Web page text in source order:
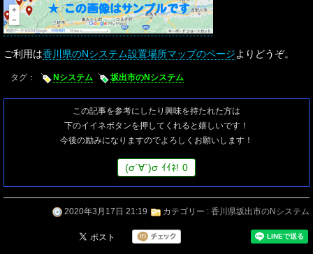
ご利用は香川県のNシステム設置場所マップのページよりどうぞ。
タグ： Nシステム 坂出市のNシステム
この記事を参考にしたり興味を持たれた方は
下のイイネボタンを押してくれると嬉しいです！
今後の励みになりますのでよろしくお願いします！
(σ´∀`)σ ｲｲﾈ! 0
2020年3月17日 21:19 カテゴリー : 香川県坂出市のNシステム